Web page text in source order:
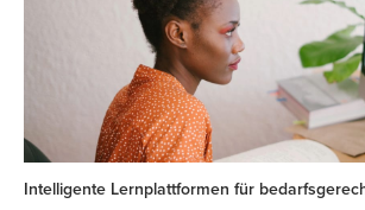
Intelligente Lernplattformen für